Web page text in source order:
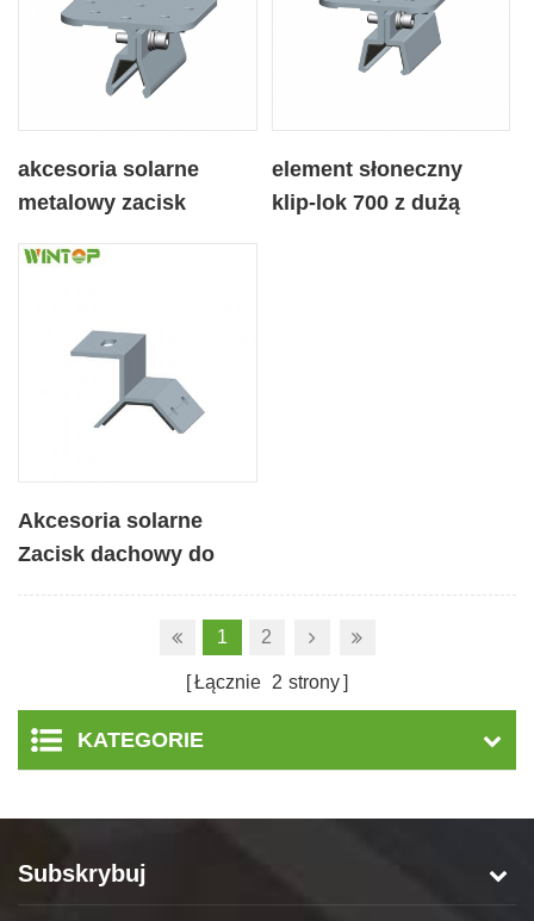
akcesoria solarne
metalowy zacisk
dużą płytą
element słoneczny
klip-lok 700 z dużą
Akcesoria solarne
Zacisk dachowy do
1 2
Łącznie 2 strony
KATEGORIE
Subskrybuj